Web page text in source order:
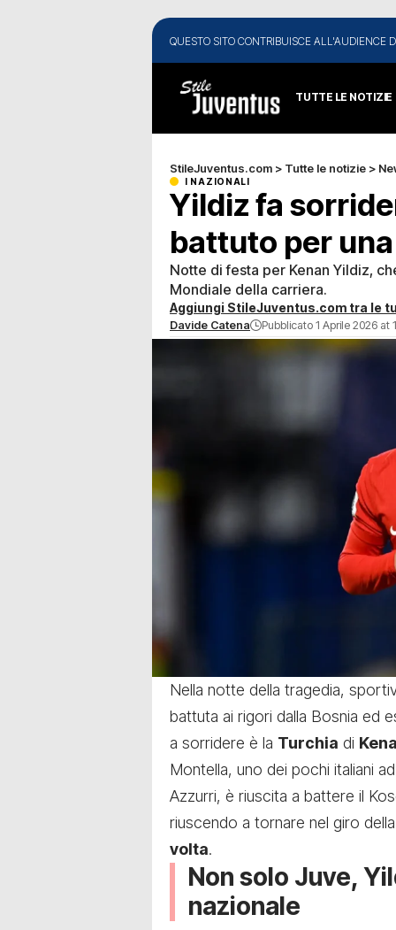
QUESTO SITO CONTRIBUISCE ALL'AUDIENCE
TUTTE LE NOTIZIE
StileJuventus.com > Tutte le notizie >
I NAZIONALI
Yildiz fa
battuto per
Notte di festa per Kenan Yildiz,
Mondiale della carriera.
Aggiungi StileJuventus.com tra le
Davide Catena Pubblicato 1 Aprile 2026 at
Nella notte della tragedia,
battuta ai rigori dalla Bosnia ed
a sorridere è la Turchia di
Montella, uno dei pochi italiani
Azzurri, è riuscita a battere il
riuscendo a tornare nel giro
volta.
Non solo Juve,
nazionale